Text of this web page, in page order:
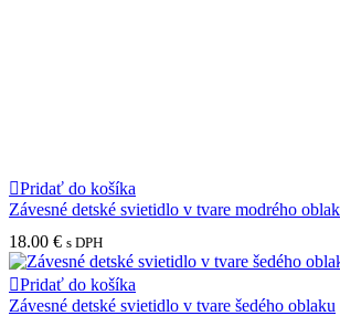
Pridať do košíka
Závesné detské svietidlo v tvare modrého
18.00 € s DPH
Pridať do košíka
Závesné detské svietidlo v tvare šedého oblaku